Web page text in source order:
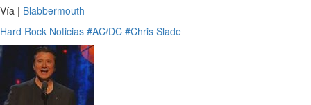
Vía | Blabbermouth
Hard Rock Noticias #AC/DC #Chris Slade